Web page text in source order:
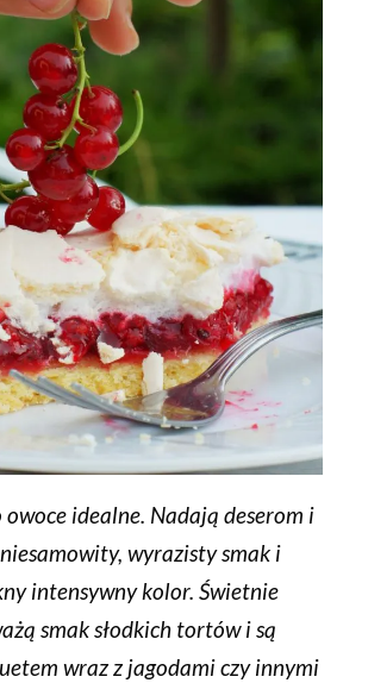
owoce idealne. Nadają deserom i
wyrazisty smak i
intensywny kolor. Świetnie
smak słodkich tortów i są
wraz z jagodami czy innymi